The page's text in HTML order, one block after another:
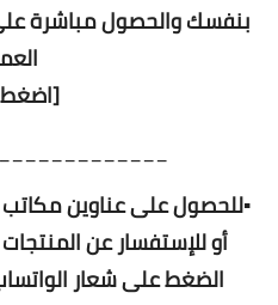
بنفسك والحصول مباشرة
أو للإستفسار عن
الضغط على شعار